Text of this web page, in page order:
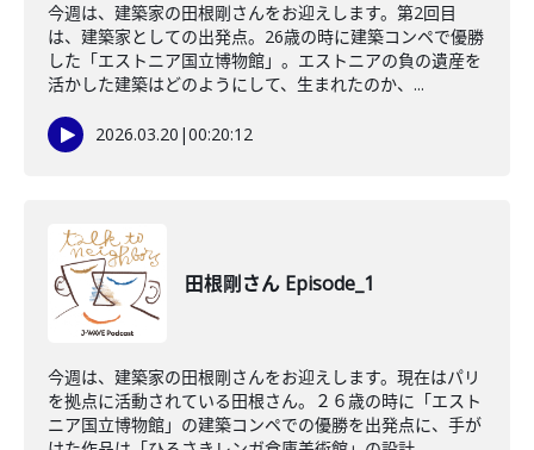
今週は、建築家の田根剛さんをお迎えします。第2回目
は、建築家としての出発点。26歳の時に建築コンペで優勝
した「エストニア国立博物館」。エストニアの負の遺産を
活かした建築はどのようにして、生まれたのか、...
2026.03.20 |00:20:12
田根剛さん Episode_1
今週は、建築家の田根剛さんをお迎えします。現在はパリ
を拠点に活動されている田根さん。２６歳の時に「エスト
ニア国立博物館」の建築コンペでの優勝を出発点に、手が